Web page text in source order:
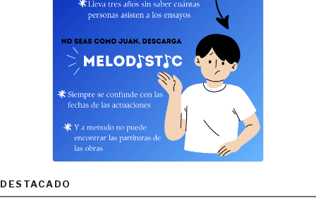
DESTACADO